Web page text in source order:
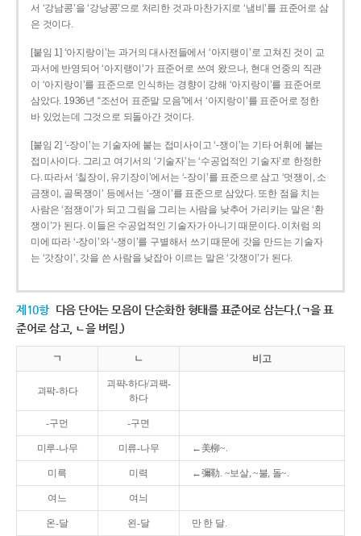
서 ‘강남콩’을 ‘강낭콩’으로 처리한 것과 마찬가지로 ‘냄비’를 표준어로 삼
은 것이다.
[붙임 1] ‘아지랑이’는 과거의 대사전들에서 ‘아지랭이’로 고쳐진 것이 교
과서에 반영되어 ‘아지랭이’가 표준어로 쓰여 왔으나, 현대 언중의 직관
이 ‘아지랑이’를 표준으로 인식하는 경향이 강해 ‘아지랑이’를 표준어로
삼았다. 1936년 “조선어 표준말 모음”에서 ‘아지랑이’를 표준어로 정한
바 있었는데 그것으로 되돌아간 것이다.
[붙임 2] ‘-장이’는 기술자에 붙는 접미사이고 ‘-쟁이’는 기타 어휘에 붙는
접미사이다. 그리고 여기서의 ‘기술자’는 ‘수공업적인 기술자’로 한정한
다. 따라서 ‘칠장이, 유기장이’에서는 ‘-장이’를 표준으로 삼고 ‘멋쟁이, 소
금쟁이, 골목쟁이’ 등에서는 ‘-쟁이’를 표준으로 삼았다. 또한 점을 치는
사람은 ‘점쟁이’가 되고 그림을 그리는 사람을 낮추어 가리키는 말은 ‘환
쟁이’가 된다. 이들은 수공업적인 기술자가 아니기 때문이다. 이처럼 의
미에 따라 ‘-장이’와 ‘-쟁이’를 구별해서 쓰기 때문에 갓을 만드는 기술자
는 ‘갓장이’, 갓을 쓴 사람을 낮잡아 이르는 말은 ‘갓쟁이’가 된다.
제10항 다음 단어는 모음이 단순화한 형태를 표준어로 삼는다.(ㄱ을 표
준어로 삼고, ㄴ을 버림.)
ㄱ ㄴ 비고
괴팍-하다
괴퍅-하다/괴팩-
하다
-구먼 -구면
미루-나무 미류-나무 ←美柳~.
미륵 미력 ←彌勒. ~보살, ~불, 돌~.
여느 여늬
온-달 왼-달 만 한 달.